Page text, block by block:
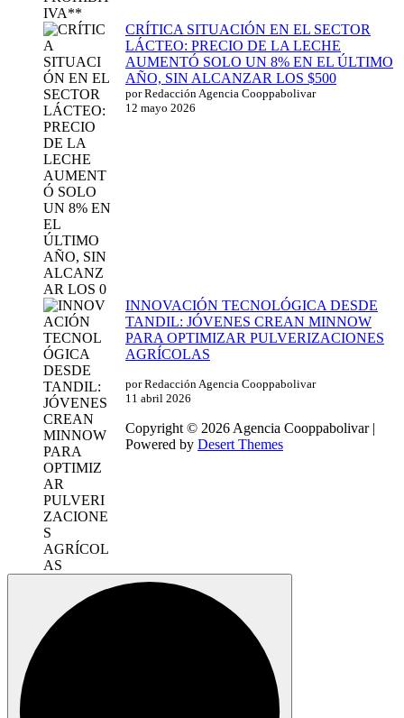
CRÍTICA SITUACIÓN EN EL SECTOR
LÁCTEO: PRECIO DE LA LECHE
AUMENTÓ SOLO UN 8% EN EL ÚLTIMO
AÑO, SIN ALCANZAR LOS $500
por Redacción Agencia Cooppabolivar
12 mayo 2026
INNOVACIÓN TECNOLÓGICA DESDE
TANDIL: JÓVENES CREAN MINNOW
PARA OPTIMIZAR PULVERIZACIONES
AGRÍCOLAS
por Redacción Agencia Cooppabolivar
11 abril 2026
Copyright © 2026 Agencia Cooppabolivar |
Powered by Desert Themes